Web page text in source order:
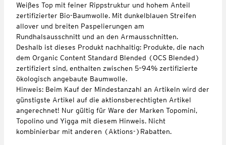
Weißes Top mit feiner Rippstruktur und hohem Anteil
zertifizierter Bio-Baumwolle. Mit dunkelblauen Streifen
allover und breiten Paspelierungen am
Rundhalsausschnitt und an den Armausschnitten.
Deshalb ist dieses Produkt nachhaltig: Produkte, die nach
dem Organic Content Standard Blended (OCS Blended)
zertifiziert sind, enthalten zwischen 5–94% zertifizierte
ökologisch angebaute Baumwolle.
Hinweis: Beim Kauf der Mindestanzahl an Artikeln wird der
günstigste Artikel auf die aktionsberechtigten Artikel
angerechnet! Nur gültig für Ware der Marken Topomini,
Topolino und Yigga mit diesem Hinweis. Nicht
kombinierbar mit anderen (Aktions-)Rabatten.